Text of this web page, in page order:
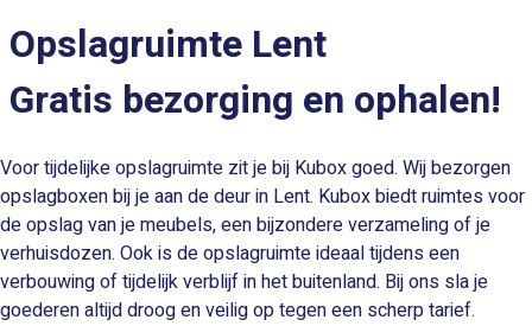
Opslagruimte Lent
Gratis bezorging en ophalen!
Voor tijdelijke opslagruimte zit je bij Kubox goed. Wij bezorgen
opslagboxen bij je aan de deur in Lent. Kubox biedt ruimtes voor
de opslag van je meubels, een bijzondere verzameling of je
verhuisdozen. Ook is de opslagruimte ideaal tijdens een
verbouwing of tijdelijk verblijf in het buitenland. Bij ons sla je
goederen altijd droog en veilig op tegen een scherp tarief.